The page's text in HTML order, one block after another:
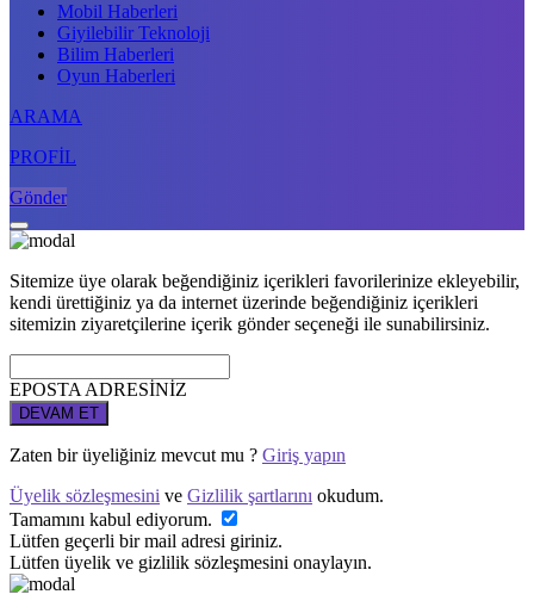
Mobil Haberleri
Giyilebilir Teknoloji
Bilim Haberleri
Oyun Haberleri
ARAMA
PROFİL
Gönder
Sitemize üye olarak beğendiğiniz içerikleri favorilerinize ekleyebilir,
kendi ürettiğiniz ya da internet üzerinde beğendiğiniz içerikleri
sitemizin ziyaretçilerine içerik gönder seçeneği ile sunabilirsiniz.
EPOSTA ADRESİNİZ
DEVAM ET
Zaten bir üyeliğiniz mevcut mu ? Giriş yapın
Üyelik sözleşmesini ve Gizlilik şartlarını okudum.
Tamamını kabul ediyorum.
Lütfen geçerli bir mail adresi giriniz.
Lütfen üyelik ve gizlilik sözleşmesini onaylayın.